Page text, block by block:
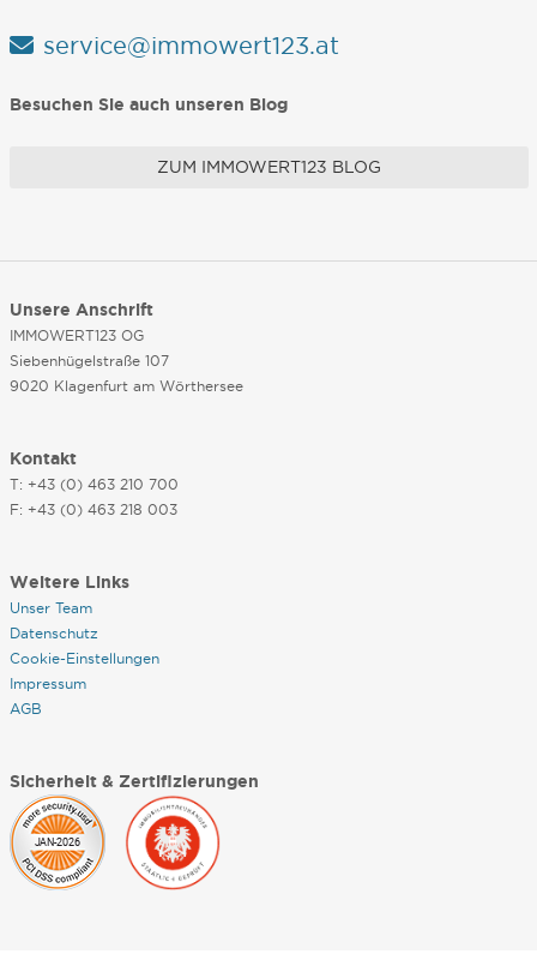
service@immowert123.at
Besuchen Sie auch unseren Blog
ZUM IMMOWERT123 BLOG
Unsere Anschrift
IMMOWERT123 OG
Siebenhügelstraße 107
9020 Klagenfurt am Wörthersee
Kontakt
T: +43 (0) 463 210 700
F: +43 (0) 463 218 003
Weitere Links
Unser Team
Datenschutz
Cookie-Einstellungen
Impressum
AGB
Sicherheit & Zertifizierungen